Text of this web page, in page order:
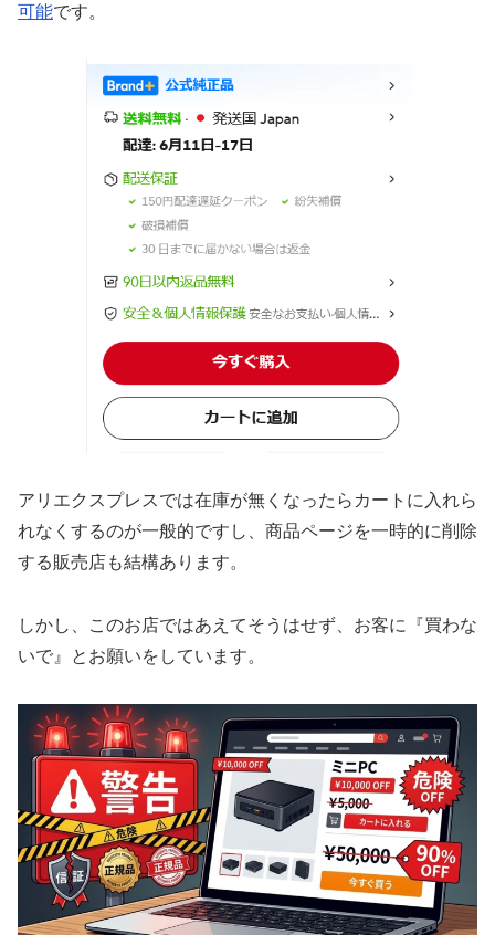
可能です。
アリエクスプレスでは在庫が無くなったらカートに入れら
れなくするのが一般的ですし、商品ページを一時的に削除
する販売店も結構あります。
しかし、このお店ではあえてそうはせず、お客に『買わな
いで』とお願いをしています。